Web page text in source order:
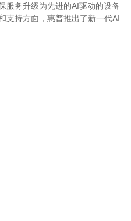
服务升级为先进的AI驱动的设备
支持方面，惠普推出了新一代AI